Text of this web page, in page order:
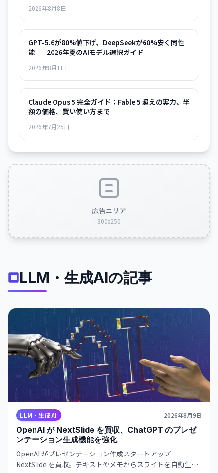
2026年8月8日
GPT-5.6が80%値下げ、DeepSeekが60%安く同性
能——2026年夏のAIモデル選択ガイド
2026年8月1日
Claude Opus 5 完全ガイド：Fable 5 超えの実力、半
額の価格、賢い使い方まで
2026年7月25日
広告エリア
300x250
LLM・生成AIの記事
LLM・生成AI 2026年8月9日
OpenAI が NextSlide を買収、ChatGPT のプレゼ
ンテーション生成機能を強化
OpenAI がプレゼンテーション作成スタートアップ
NextSlide を買収。テキストやメモからスライドを自動生成